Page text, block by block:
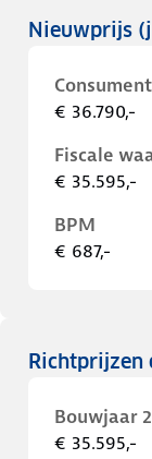
Nieuwprijs
€ 36.790,-
Fiscale
€ 35.595,-
BPM
€ 687,-
Richtprijzen
Bouwjaar
€ 35.595,-